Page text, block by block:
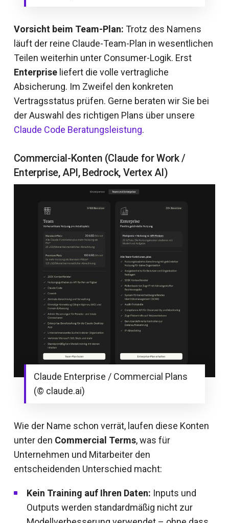
Vorsicht beim Team-Plan: Trotz des Namens
läuft der reine Claude-Team-Plan in wesentlichen
Teilen weiterhin unter Consumer-Logik. Erst
Enterpriseliefert die volle vertragliche
Absicherung. Im Zweifel den konkreten
Vertragsstatus prüfen. Gerne beraten wir Sie bei
der Auswahl des richtigen Plans über unsere
Claude Code Beratungsleistung.
Commercial-Konten (Claude for Work /
Enterprise, API, Bedrock, Vertex AI)
Claude Enterprise / Commercial Plans
(© claude.ai)
Wie der Name schon verrät, laufen diese Konten
unter den Commercial Terms, was für
Unternehmen und Mitarbeiter den
entscheidenden Unterschied macht:
Kein Training auf Ihren Daten: Inputs und
Outputs werden standardmäßig nicht zur